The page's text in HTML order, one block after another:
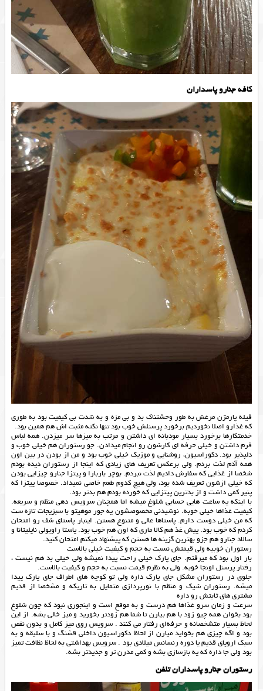
کافه جنارو پاسداران
فیله پارمژن مرغش به طور وحشتناک بد و بی مزه و به شدت بی کیفیت بود به طوری
که غذارو اصلا نخوردیم برخورد پرسنلش خوب بود تنها نکته مثبت اش هم همین بود.
خدمتکارها برخورد بسیار مودبانه ای داشتن و مرتب به میزها سر میزدن. همه لباس
فرم داشتن و خیلی حرفه ای کارشون رو انجام میدادن. جو رستوران هم خیلی خوب و
دلپذیر بود. دکوراسیون، روشنایی و موزیک خیلی خوب بود و من از بودن در بین اون
همه آدم لذت بردم. ولی برعکس تعریف های زیادی که اینجا از رستوران دیده بودم
شخصا از غذایی که سفارش دادیم لذت نبردم. بوچر باربارا و پیتزا جنارو چیزایی بودن
که خیلی ازشون تعریف شده بود، ولی هیچ کدوم طعم خاصی نمیداد. خصوصا پیتزا که
پنیر کمی داشت و از بدترین پیتزایی که خورده بودم هم بدتر بود.
با اینکه یه ساعت هایی حسابی شلوغ میشه اما همچنان سرویس دهی منظم و سریعه.
کیفیت غذاها خیلی خوبه. نوشیدنی مخصوصشون یه جور موهیتو با سبزیجات تازه ست
که من خیلی دوست دارم. پاستاها عالی و متنوع هستن. اینبار پاستای شف رو امتحان
کردم که خوب بود. پیش غذ هم کالا ماری که اون هم خوب بود. پاستا راویولی ناپلیتانا و
سالاد جنارو هم جزو بهترین گزینه ها هستن که پیشنهاد میکنم امتحان کنید.
رستوران خوبیه ولی قیمتش نسبت به حجم و کیفیت خیلی بالاست
بار اول بود که میرفتم. جای پارک خیلی راحت پیدا نمیشه ولی خیلی بد هم نیست ،
رفتار پرسنل اونجا خوبه. ولی به نظرم قیمت نسبت به حجم و کیفیت بالاست.
جلوی در رستوران مشکل جای پارک داره ولی تو کوچه های اطراف جای پارک پیدا
میشه. رستوران شیک و منظم با نورپردازی متمایل به تاریکه و مشخصا از قدیم
مشتری های ثابتش رو داره
سرعت و زمان سرو غذاها هم درست و به موقع است و اینجوری نبود که چون شلوغ
بود بخوان همه چیو زود با هم بیارن تا شما هم زودتر بخورید و میز خالی بشه. از این
لحاظ بسیار متشخصانه و حرفه‌ای رفتار می کنند . سرویس روی میز کامل و بدون نقص
بود و اگه چیزی هم بخواید میارن از لحاظ دکوراسیون داخلی قشنگ و با سلیقه و به
سبک اروپای قدیم یا دوره رنسانس میلادی بود . سرویس بهداشتی به لحاظ نظافت تمیز
بود ولی جا داره که یه بازسازی بشه و کمی مدرن تر و جدیدتر بشه.
رستوران جنارو پاسداران تلفن